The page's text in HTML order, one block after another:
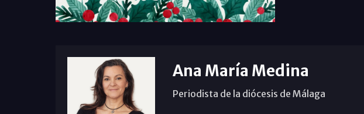
Ana María Medina
Periodista de la diócesis de Málaga